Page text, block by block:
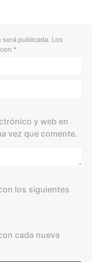
publicada. Los
*
y web en
vez que comente.
los siguientes
cada nueva